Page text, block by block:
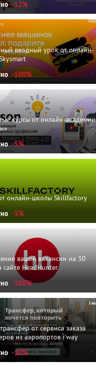
-12%
вводный урок от онлайн-
-100%
курсы от онлайн-академии
-5%
онлайн-школы Skillfactory
-5%
вашей вакансии на 30
сайте HeadHunter
-100%
от сервиса заказа
из аэропортов i'way
-10%